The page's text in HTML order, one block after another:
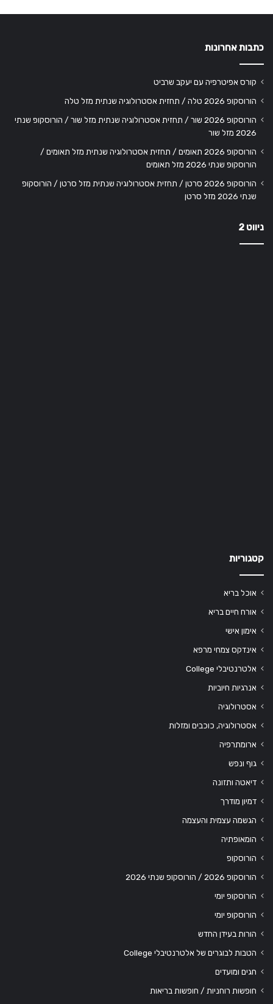
כתבות אחרונות
קורס אפיטרפיה עם יעקב שרביט
הורוסקופ 2026 טלה / תחזית אסטרולוגיה שנתית מזל טלה
הורוסקופ 2026 שור / תחזית אסטרולוגיה שנתית מזל שור / הורוסקופ שנתי
2026 מזל שור
הורוסקופ 2026 תאומים / תחזית אסטרולוגיה שנתית מזל תאומים /
הורוסקופ שנתי 2026 מזל תאומים
הורוסקופ 2026 סרטן / תחזית אסטרולוגיה שנתית מזל סרטן / הורוסקופ
שנתי 2026 מזל סרטן
ניווט 2
קטגוריות
אוכל בריא
אורח חיים בריא
אימון אישי
אינדקס צמחי מרפא
אלטרנטיבלי College
אנרגיות חיוביות
אסטרולוגיה
אסטרולוגיה, כוכבים ומזלות
ארומתרפיה
גוף ונפש
דיאטה ותזונה
דמיון מודרך
הגשמה עצמית והעצמה
הומאופתיה
הורוסקופ
הורוסקופ 2026 / הורוסקופ שנתי 2026
הורוסקופ יומי
הורוסקופ יומי
הורות בעידן החדש
הטבות לבוגרים של אלטרנטיבלי College
חגים ומועדים
חופשות רוחניות / חופשות בריאות